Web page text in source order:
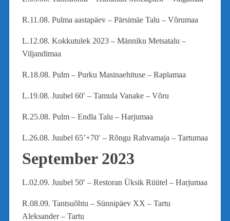
R.11.08. Pulma aastapäev – Pärsimäe Talu – Võrumaa
L.12.08. Kokkutulek 2023 – Männiku Metsatalu –
Viljandimaa
R.18.08. Pulm – Purku Masinaehituse – Raplamaa
L.19.08. Juubel 60′ – Tamula Vanake – Võru
R.25.08. Pulm – Endla Talu – Harjumaa
L.26.08. Juubel 65’+70′ – Rõngu Rahvamaja – Tartumaa
September 2023
L.02.09. Juubel 50′ – Restoran Üksik Rüütel – Harjumaa
R.08.09. Tantsuõhtu – Sünnipäev XX – Tartu
Aleksander – Tartu